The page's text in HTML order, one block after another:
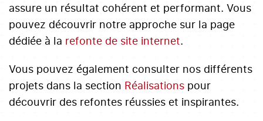
assure un résultat cohérent et performant. Vous
pouvez découvrir notre approche sur la page
dédiée à la refonte de site internet.
Vous pouvez également consulter nos différents
projets dans la section Réalisations pour
découvrir des refontes réussies et inspirantes.